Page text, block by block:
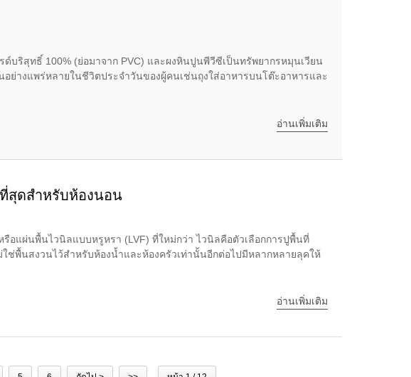
บริสุทธิ์ 100% (ย่อมาจาก PVC) และผงหินปูนพีวีซีเป็นทรัพยากรหมุนเวียน
ย่างแพร่หลายในชีวิตประจำวันของผู้คนเช่นถุงใส่อาหารบนโต๊ะอาหารและ
อ่านเพิ่มเติม
ที่สุดสำหรับห้องนอน
อแผ่นพื้นไวนิลแบบหรูหรา (LVF) ที่ใหม่กว่า ไวนิลคือตัวเลือกการปูพื้นที่
ช่พื้นสงวนไว้สำหรับห้องน้ำและห้องครัวเท่านั้นอีกต่อไปมีหลากหลายลุคให้
อ่านเพิ่มเติม